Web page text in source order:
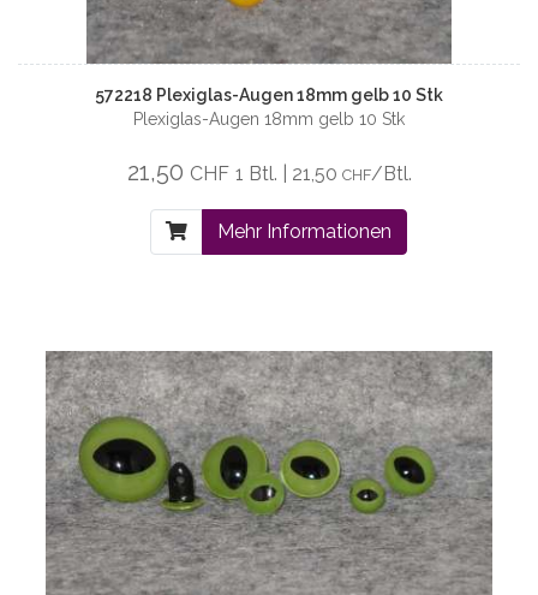
572218 Plexiglas-Augen 18mm gelb 10 Stk
Plexiglas-Augen 18mm gelb 10 Stk
21,50 CHF 1 Btl. | 21,50 CHF/Btl.
Mehr Informationen